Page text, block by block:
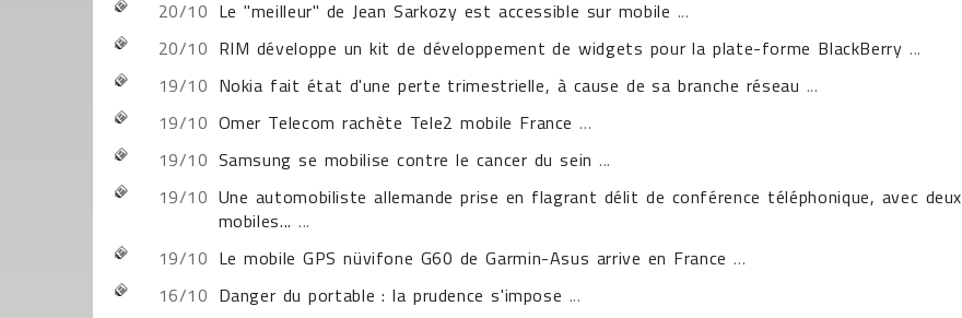
20/10 Le "meilleur" de Jean Sarkozy est accessible sur mobile ...
20/10 RIM développe un kit de développement de widgets pour la plate-forme BlackBerry ...
19/10 Nokia fait état d'une perte trimestrielle, à cause de sa branche réseau ...
19/10 Omer Telecom rachète Tele2 mobile France ...
19/10 Samsung se mobilise contre le cancer du sein ...
19/10 Une automobiliste allemande prise en flagrant délit de conférence téléphonique, avec deux
mobiles... ...
19/10 Le mobile GPS nüvifone G60 de Garmin-Asus arrive en France ...
16/10 Danger du portable : la prudence s'impose ...